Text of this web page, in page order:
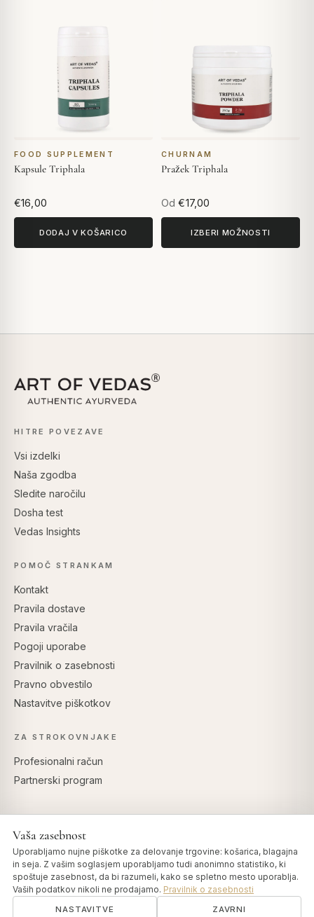
FOOD SUPPLEMENT
Kapsule Triphala
€16,00
DODAJ V KOŠARICO
CHURNAM
Pražek Triphala
Od €17,00
IZBERI MOŽNOSTI
HITRE POVEZAVE
Vsi izdelki
Naša zgodba
Sledite naročilu
Dosha test
Vedas Insights
POMOČ STRANKAM
Kontakt
Pravila dostave
Pravila vračila
Pogoji uporabe
Pravilnik o zasebnosti
Pravno obvestilo
Nastavitve piškotkov
ZA STROKOVNJAKE
Profesionalni račun
Partnerski program
Vaša zasebnost
Uporabljamo nujne piškotke za delovanje trgovine: košarica, blagajna
in seja. Z vašim soglasjem uporabljamo tudi anonimno statistiko, ki
spoštuje zasebnost, da bi razumeli, kako se spletno mesto uporablja.
Vaših podatkov nikoli ne prodajamo. Pravilnik o zasebnosti
NASTAVITVE ZAVRNI